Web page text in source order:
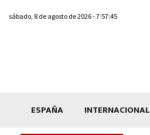
sábado, 8 de agosto de 2026 - 7:57:45
ESPAÑA INTERNACIONAL